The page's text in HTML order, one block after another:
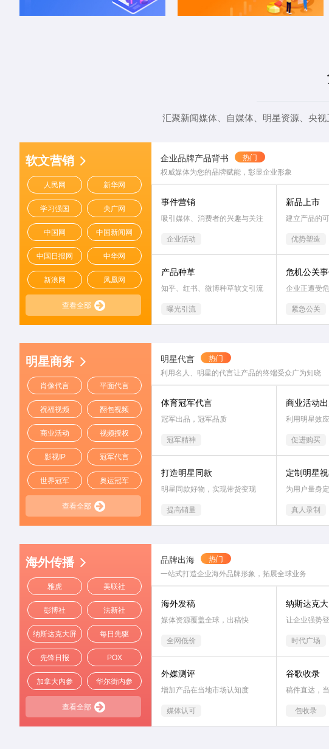
汇聚新闻媒体、自媒体、明星资源、央
软文营销
人民网 新华网
学习强国 央广网
中国网 中国新闻网
中国日报网 中华网
新浪网 凤凰网
查看全部
企业品牌产品背书 热门
权威媒体为您的品牌赋能，彰显企业形象
事件营销
吸引媒体、消费者的兴趣与关注
企业活动
新品上市
建立产品的
优势塑造
产品种草
知乎、红书、微博种草软文引流
曝光引流
危机公关
企业正遭受
紧急公关
明星商务
肖像代言 平面代言
祝福视频 翻包视频
商业活动 视频授权
影视IP 冠军代言
世界冠军 奥运冠军
查看全部
明星代言 热门
利用名人、明星的代言让产品的终端受众广为知晓
体育冠军代言
冠军出品，冠军品质
冠军精神
商业活动
利用明星效
促进购买
打造明星同款
明星同款好物，实现带货变现
提高销量
定制明星
为用户量身
真人录制
海外传播
雅虎 美联社
彭博社 法新社
纳斯达克大屏 每日先驱
先锋日报 POX
加拿大内参 华尔街内参
查看全部
品牌出海 热门
一站式打造企业海外品牌形象，拓展全球业务
海外发稿
媒体资源覆盖全球，出稿快
全网低价
纳斯达克
让企业强势
时代广场
外媒测评
增加产品在当地市场认知度
媒体认可
谷歌收录
稿件直达，
包收录